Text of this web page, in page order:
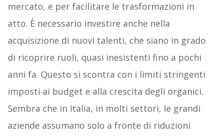
mercato, e per facilitare le trasformazioni in
atto. È necessario investire anche nella
acquisizione di nuovi talenti, che siano in grado
di ricoprire ruoli, quasi inesistenti fino a pochi
anni fa. Questo si scontra con i limiti stringenti
imposti ai budget e alla crescita degli organici.
Sembra che in Italia, in molti settori, le grandi
aziende assumano solo a fronte di riduzioni